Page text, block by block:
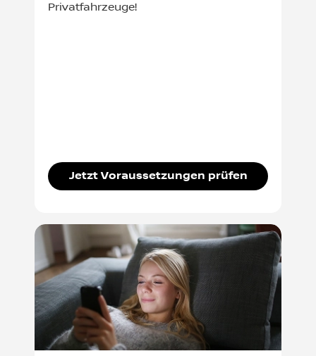
Privatfahrzeuge!
Jetzt Voraussetzungen prüfen